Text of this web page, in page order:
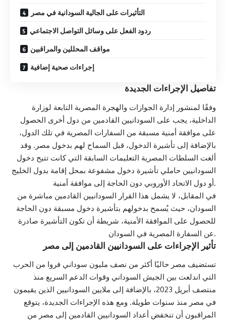
التأثيرات على الجالية السودانية في مصر
ردود الفعل على وسائل التواصل الاجتماعي
مواقف المحللين والمراقبين
إجراءات صحية إضافية
تفاصيل الإجراءات الجديدة
وفقًا لمنشور إدارة الجوازات والهجرة المصرية التابعة لوزارة
الداخلية، يجب على السودانيين القادمين من دول أخرى الحصول
على موافقة أمنية مسبقة من السفارات المصرية في تلك الدول،
بالإضافة إلى تأشيرة الدخول، قبل السماح لهم بدخول مصر. وقد
ألغت السلطات المصرية التعليمات السابقة التي كانت تتيح دخول
السودانيين حاملي تأشيرة دخول مشفوعة بمحل إقامة بدول الخليج
أو دول الاتحاد الأوروبي دون الحاجة إلى موافقة أمنية.
في المقابل، لا يشمل هذا القرار السودانيين القادمين مباشرة من
السودان، حيث يُسمح بدخولهم بتأشيرة دخول مسبقة دون الحاجة
للحصول على الموافقة الأمنية، شريطة أن تكون التأشيرة صادرة
عن السفارة المصرية في السودان.
تأثير الإجراءات على السودانيين القادمين إلى مصر
تستضيف مصر حاليًا أكثر من نصف مليون سوداني فروا من الحرب
التي اندلعت بين الجيش السوداني وقوات الدعم السريع منذ
منتصف أبريل 2023، بالإضافة إلى ملايين السودانيين الذين يقيمون
في مصر منذ سنوات طويلة. ومع هذه الإجراءات الجديدة، يتوقع
المراقبون أن تنخفض أعداد السودانيين القادمين إلى مصر من